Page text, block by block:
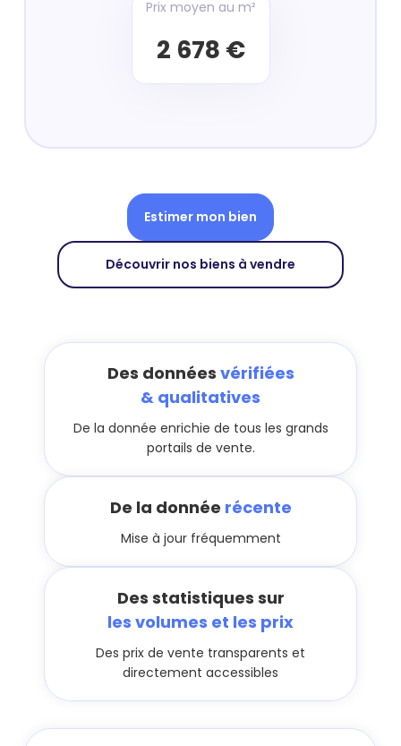
Prix moyen au m²
2 678 €
Estimer mon bien
Découvrir nos biens à vendre
Des données vérifiées
& qualitatives
De la donnée enrichie de tous les grands
portails de vente.
De la donnée récente
Mise à jour fréquemment
Des statistiques sur
les volumes et les prix
Des prix de vente transparents et
directement accessibles